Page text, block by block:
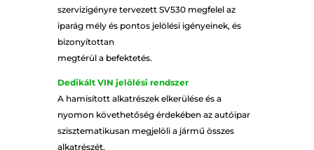
szervizigényre tervezett SV530 megfelel az
iparág mély és pontos jelölési igényeinek, és
bizonyítottan
megtérül a befektetés.
Dedikált VIN jelölési rendszer
A hamisított alkatrészek elkerülése és a
nyomon követhetőség érdekében az autóipar
szisztematikusan megjelöli a jármű összes
alkatrészét.